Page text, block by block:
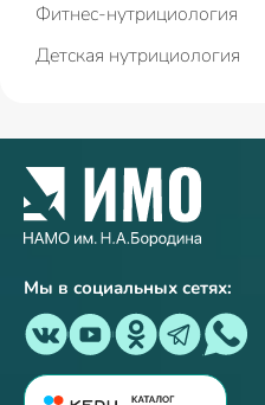
Фитнес-нутрициология
Детская нутрициология
Мы в социальных сетях: